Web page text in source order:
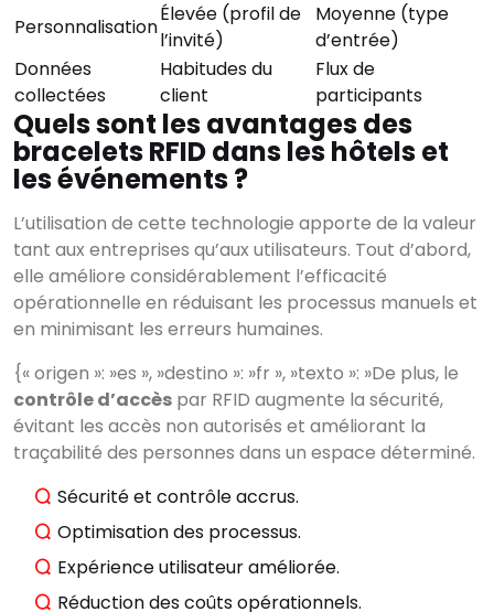
×
Rechercher
CATÉGORIES
Personnalisation
Élevée (profil de
l’invité)
Moyenne (type
d’entrée)
Données
collectées
Habitudes du
client
Flux de
participants
Quels sont les avantages des
bracelets RFID dans les hôtels et
les événements ?
L’utilisation de cette technologie apporte de la valeur
tant aux entreprises qu’aux utilisateurs. Tout d’abord,
elle améliore considérablement l’efficacité
opérationnelle en réduisant les processus manuels et
en minimisant les erreurs humaines.
{« origen »: »es », »destino »: »fr », »texto »: »De plus, le
contrôle d’accès par RFID augmente la sécurité,
évitant les accès non autorisés et améliorant la
traçabilité des personnes dans un espace déterminé.
Sécurité et contrôle accrus.
Optimisation des processus.
Expérience utilisateur améliorée.
Réduction des coûts opérationnels.